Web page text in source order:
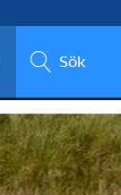
Sök